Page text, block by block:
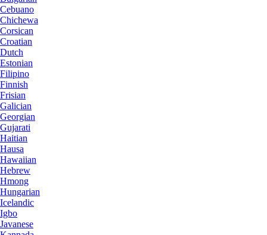
Cebuano
Chichewa
Corsican
Croatian
Dutch
Estonian
Filipino
Finnish
Frisian
Galician
Georgian
Gujarati
Haitian
Hausa
Hawaiian
Hebrew
Hmong
Hungarian
Icelandic
Igbo
Javanese